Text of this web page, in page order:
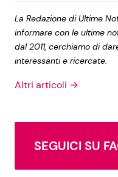
La Redazione di Ultime
informare con le ultime
dal 2011, cerchiamo di
interessanti e ricercate.
Altri articoli →
SEGUICI SU